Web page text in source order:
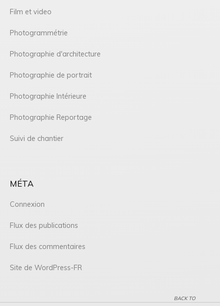
Film et video
Photogrammétrie
Photographie d'architecture
Photographie de portrait
Photographie Intérieure
Photographie Reportage
Suivi de chantier
MÉTA
Connexion
Flux des publications
Flux des commentaires
Site de WordPress-FR
BACK TO